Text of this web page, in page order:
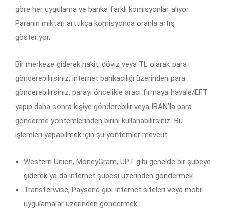
göre her uygulama ve banka farklı komisyonlar alıyor.
Paranın miktarı arttıkça komisyonda oranla artış
gösteriyor.
Bir merkeze giderek nakit, döviz veya TL olarak para
gönderebilirsiniz, internet bankacılığı üzerinden para
gönderebilirsiniz, parayı öncelikle aracı firmaya havale/EFT
yapıp daha sonra kişiye gönderebilir veya IBAN’la para
gönderme yöntemlerinden birini kullanabilirsiniz. Bu
işlemleri yapabilmek için şu yöntemler mevcut:
Western Union, MoneyGram, UPT gibi genelde bir şubeye
giderek ya da internet şubesi üzerinden göndermek.
Transferwise, Paysend gibi internet siteleri veya mobil
uygulamalar üzerinden göndermek.